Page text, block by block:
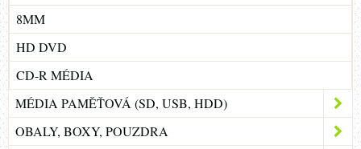
8MM
HD DVD
CD-R MÉDIA
MÉDIA PAMĚŤOVÁ (SD, USB, HDD)
OBALY, BOXY, POUZDRA